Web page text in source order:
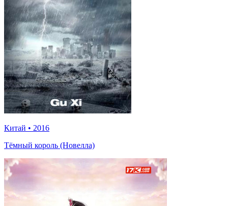
Китай • 2016
Тёмный король (Новелла)